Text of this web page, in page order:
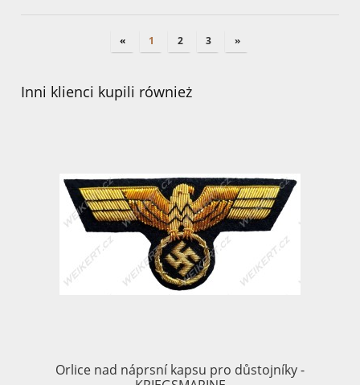
« 1 2 3 »
Inni klienci kupili również
Orlice nad náprsní kapsu pro důstojníky -